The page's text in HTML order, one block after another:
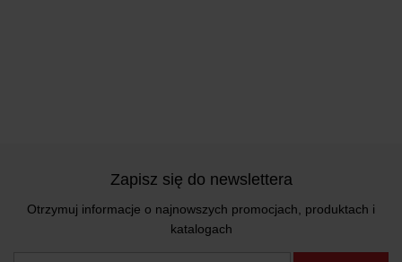
Zapisz się do newslettera
Otrzymuj informacje o najnowszych promocjach, produktach i
katalogach